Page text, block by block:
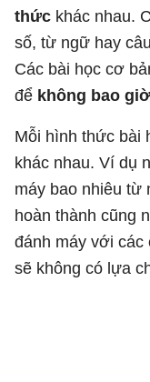
thức khác nhau.
số, từ ngữ hay
Các bài học cơ
để không bao
Mỗi hình thức bài
khác nhau. Ví dụ
máy bao nhiêu từ
hoàn thành cũng
đánh máy với các
sẽ không có lựa